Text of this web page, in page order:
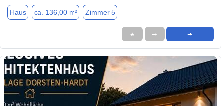
Haus ca. 136,00 m² Zimmer 5
★ ➦ ➜